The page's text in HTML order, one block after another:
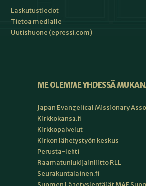
Laskutustiedot
Tietoa medialle
Uutishuone (epressi.com)
ME OLEMME YHDESSÄ
Japan Evangelical Missionary
Kirkkokansa.fi
Kirkkopalvelut
Kirkon lähetystyön keskus
Perusta-lehti
Raamatunlukijainliitto RLL
Seurakuntalainen.fi
Suomen Lähetyslentäjät MAF